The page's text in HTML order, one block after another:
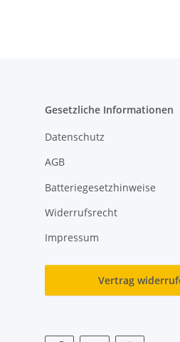
Gesetzliche Informationen
Datenschutz
AGB
Batteriegesetzhinweise
Widerrufsrecht
Impressum
Vertrag